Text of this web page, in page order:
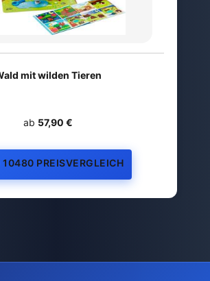
mit wilden Tieren
ab 57,90 €
10480 PREISVERGLEICH